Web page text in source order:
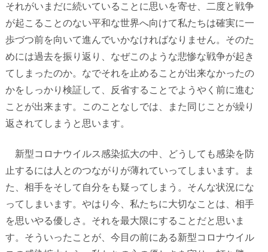
それがいまだに続いていることに思いを寄せ、二度と戦争
が起こることのない平和な世界へ向けて私たちは確実に一
歩づつ前を向いて進んでいかなければなりません。そのた
めには過去を振り返り、なぜこのような悲惨な戦争が起き
てしまったのか。なでそれを止めることが出来なかったの
かをしっかり検証して、反省することでようやく前に進む
ことが出来ます。このことなしでは、また同じことが繰り
返されてしまうと思います。
新型コロナウイルス感染拡大の中、どうしても感染を防
止するには人とのつながりが薄れていってしまいます。ま
た、相手をそして自分をも疑ってしまう。そんな状況にな
ってしまいます。やはり今、私たちに大切なことは、相手
を思いやる優しさ。それを最大限にすることだと思いま
す。そういったことが、今目の前にある新型コロナウイル